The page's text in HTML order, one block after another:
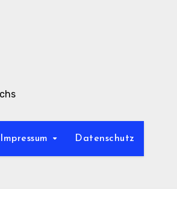
Impressum Datenschutz